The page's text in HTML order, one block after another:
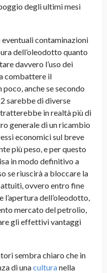
degli ultimi mesi
contaminazioni
dell’oleodotto quanto
davvero l’uso dei
combattere il
poco, anche se secondo
sarebbe di diverse
tratterebbe in realtà più di
generale di un ricambio
economici sul breve
più peso, e per questo
in modo definitivo a
se riuscirà a bloccare la
ovvero entro fine
l’apertura dell’oleodotto,
mercato del petrolio,
gli effettivi vantaggi
sembra chiaro che in
di unaculturanella